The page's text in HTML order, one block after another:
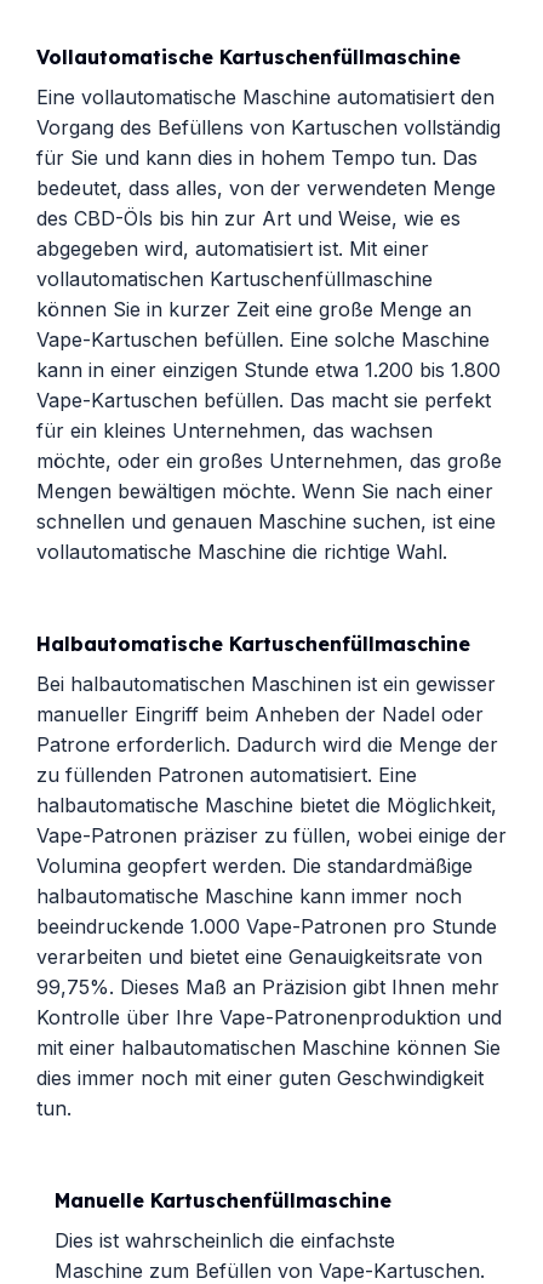
Vollautomatische Kartuschenfüllmaschine
Eine vollautomatische Maschine automatisiert den
Vorgang des Befüllens von Kartuschen vollständig
für Sie und kann dies in hohem Tempo tun. Das
bedeutet, dass alles, von der verwendeten Menge
des CBD-Öls bis hin zur Art und Weise, wie es
abgegeben wird, automatisiert ist. Mit einer
vollautomatischen Kartuschenfüllmaschine
können Sie in kurzer Zeit eine große Menge an
Vape-Kartuschen befüllen. Eine solche Maschine
kann in einer einzigen Stunde etwa 1.200 bis 1.800
Vape-Kartuschen befüllen. Das macht sie perfekt
für ein kleines Unternehmen, das wachsen
möchte, oder ein großes Unternehmen, das große
Mengen bewältigen möchte. Wenn Sie nach einer
schnellen und genauen Maschine suchen, ist eine
vollautomatische Maschine die richtige Wahl.
Halbautomatische Kartuschenfüllmaschine
Bei halbautomatischen Maschinen ist ein gewisser
manueller Eingriff beim Anheben der Nadel oder
Patrone erforderlich. Dadurch wird die Menge der
zu füllenden Patronen automatisiert. Eine
halbautomatische Maschine bietet die Möglichkeit,
Vape-Patronen präziser zu füllen, wobei einige der
Volumina geopfert werden. Die standardmäßige
halbautomatische Maschine kann immer noch
beeindruckende 1.000 Vape-Patronen pro Stunde
verarbeiten und bietet eine Genauigkeitsrate von
99,75%. Dieses Maß an Präzision gibt Ihnen mehr
Kontrolle über Ihre Vape-Patronenproduktion und
mit einer halbautomatischen Maschine können Sie
dies immer noch mit einer guten Geschwindigkeit
tun.
Manuelle Kartuschenfüllmaschine
Dies ist wahrscheinlich die einfachste
Maschine zum Befüllen von Vape-Kartuschen.